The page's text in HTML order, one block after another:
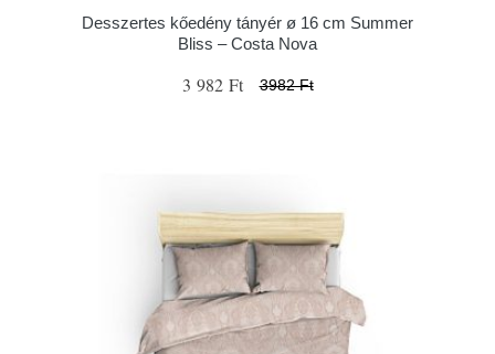
Desszertes kőedény tányér ø 16 cm Summer
Bliss – Costa Nova
3 982 Ft 3982 Ft